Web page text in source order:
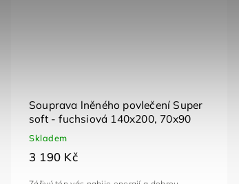
Souprava lněného povlečení Super
soft - fuchsiová 140x200, 70x90
Skladem
3 190 Kč